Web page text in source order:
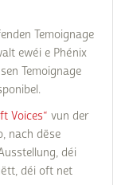
Temoignage
ewéi e Phénix
Temoignage
Voices“ vun der
nach dëse
déi
déi oft net